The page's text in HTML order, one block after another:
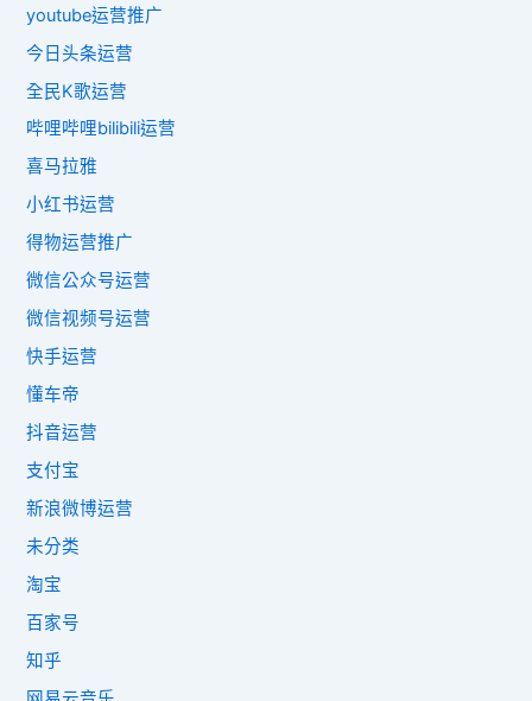
youtube运营推广
今日头条运营
全民K歌运营
哔哩哔哩bilibili运营
喜马拉雅
小红书运营
得物运营推广
微信公众号运营
微信视频号运营
快手运营
懂车帝
抖音运营
支付宝
新浪微博运营
未分类
淘宝
百家号
知乎